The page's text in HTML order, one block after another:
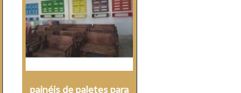
painéis de paletes para